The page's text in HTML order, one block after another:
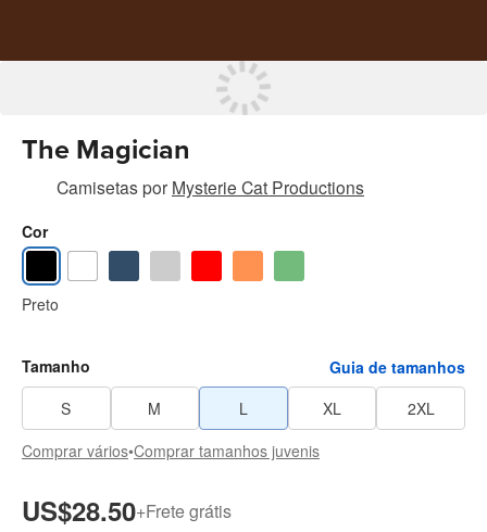
The Magician
Camisetaspor Mysterie Cat Productions
Cor
Preto
Tamanho
Guia de tamanhos
S
M L XL
2XL
Comprar vários•Comprar tamanhos juvenis
US$28.50+Frete grátis